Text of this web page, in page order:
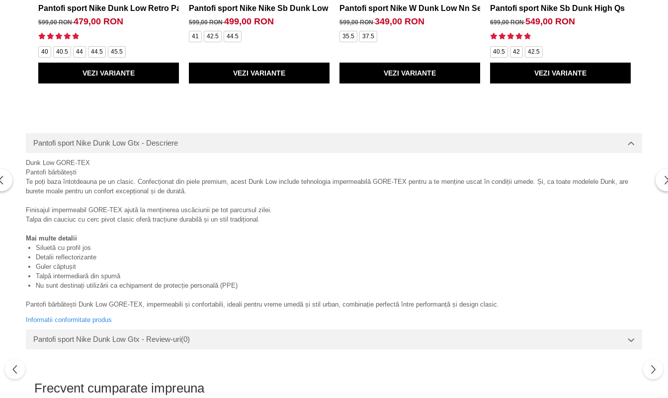
Pantofi sport Nike Dunk Low Retro Panda
599,00 RON479,00 RON
40 40.5 44 44.5 45.5
VEZI VARIANTE
Pantofi sport Nike Nike Sb Dunk Low Pro
599,00 RON499,00 RON
41 42.5 44.5
VEZI VARIANTE
Pantofi sport Nike W Dunk Low Nn Se
599,00 RON349,00 RON
35.5 37.5
VEZI VARIANTE
Pantofi sport Nike Sb Dunk High Qs
699,00 RON549,00 RON
40.5 42 42.5
VEZI VARIANTE
Pantofi sport Nike Dunk Low Gtx - Descriere
Dunk Low GORE-TEX
Pantofi bărbătești
Te poți baza întotdeauna pe un clasic. Confecționat din piele premium, acest Dunk Low include tehnologia impermeabilă GORE-TEX pentru a te menține uscat în condiții umede. Și, ca toate modelele Dunk, are
burete moale pentru un confort excepțional și de durată.
Finisajul impermeabil GORE-TEX ajută la menținerea uscăciunii pe tot parcursul zilei.
Talpa din cauciuc cu cerc pivot clasic oferă tracțiune durabilă și un stil tradițional.
Mai multe detalii
Siluetă cu profil jos
Detalii reflectorizante
Guler căptușit
Talpă intermediară din spumă
Nu sunt destinați utilizării ca echipament de protecție personală (PPE)
Pantofi bărbătești Dunk Low GORE-TEX, impermeabili și confortabili, ideali pentru vreme umedă și stil urban, combinație perfectă între performanță și design clasic.
Informatii conformitate produs
Pantofi sport Nike Dunk Low Gtx - Review-uri(0)
Frecvent cumparate impreuna